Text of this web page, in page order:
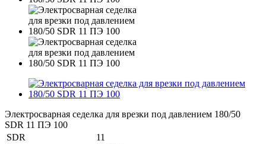
Электросварная седелка для врезки под давлением 180/50
SDR 11 ПЭ 100
SDR
11